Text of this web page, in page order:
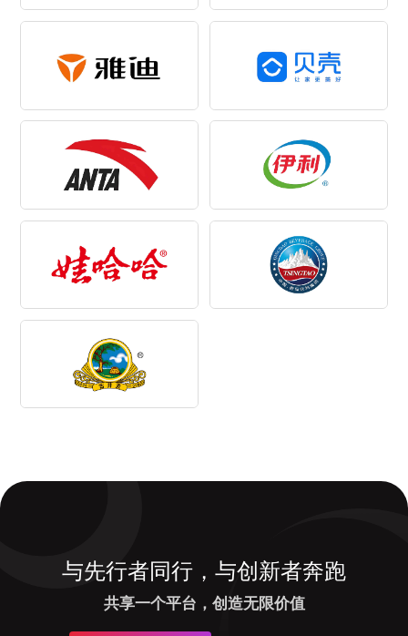
与先行者同行，与创新者奔跑
共享一个平台，创造无限价值